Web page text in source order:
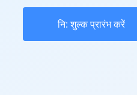
नि: शुल्क प्रारंभ करें